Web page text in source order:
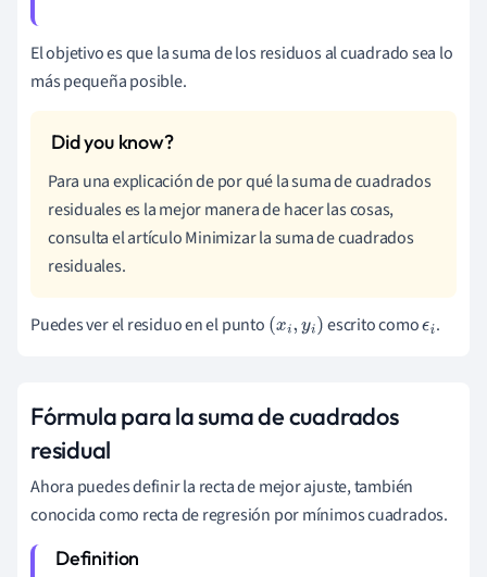
El objetivo es que la suma de los residuos al cuadrado sea lo
más pequeña posible.
Para una explicación de por qué la suma de cuadrados
residuales es la mejor manera de hacer las cosas,
consulta el artículo Minimizar la suma de cuadrados
residuales.
Puedes ver el residuo en el punto (xi,yi) escrito comoϵi.
Fórmula para la suma de cuadrados
residual
Ahora puedes definir la recta de mejor ajuste, también
conocida como recta de regresión por mínimos cuadrados.